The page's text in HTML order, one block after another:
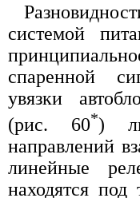
системой
спаренной
увязки
(рис. 60*)
направлений
линейные
находятся